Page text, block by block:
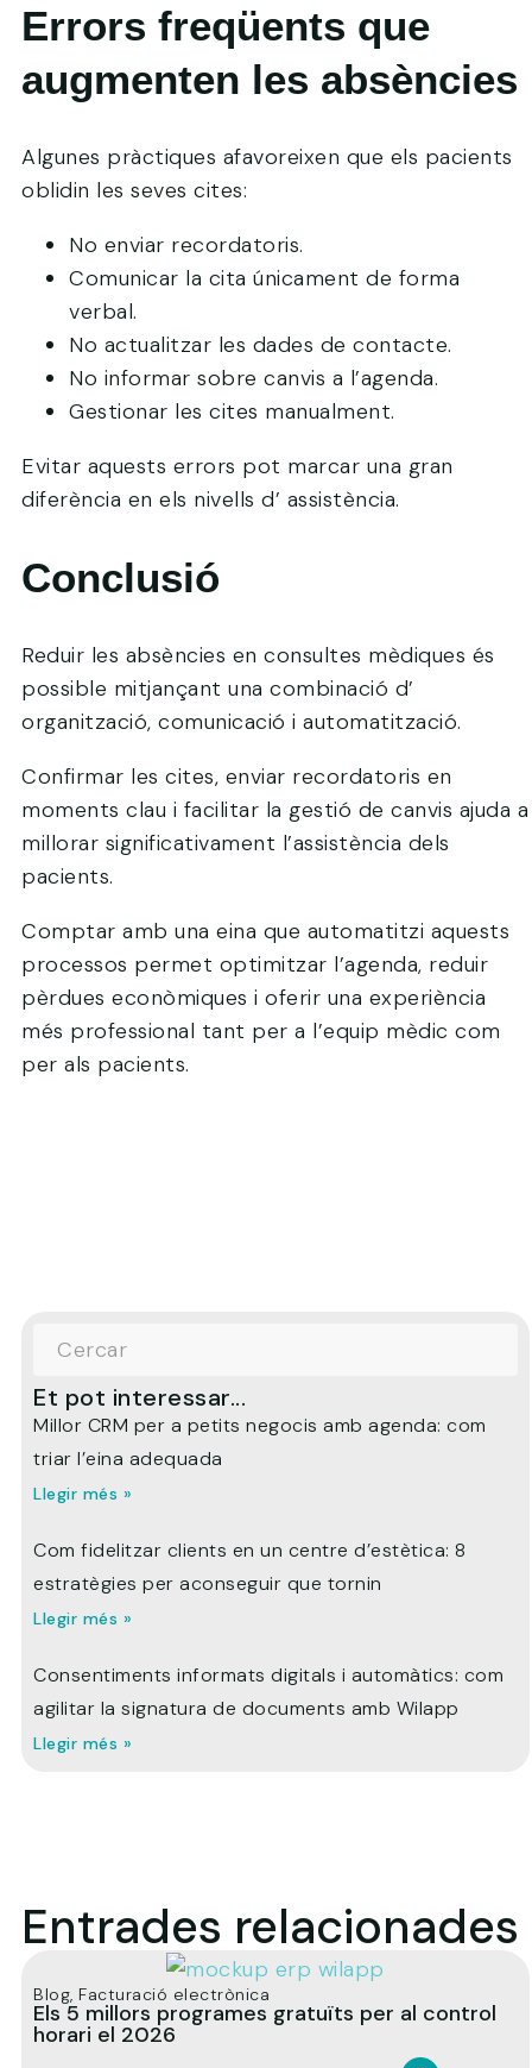
Errors freqüents que
augmenten les absències
Algunes pràctiques afavoreixen que els pacients
oblidin les seves cites:
No enviar recordatoris.
Comunicar la cita únicament de forma
verbal.
No actualitzar les dades de contacte.
No informar sobre canvis a l’agenda.
Gestionar les cites manualment.
Evitar aquests errors pot marcar una gran
diferència en els nivells d’ assistència.
Conclusió
Reduir les absències en consultes mèdiques és
possible mitjançant una combinació d’
organització, comunicació i automatització.
Confirmar les cites, enviar recordatoris en
moments clau i facilitar la gestió de canvis ajuda a
millorar significativament l’assistència dels
pacients.
Comptar amb una eina que automatitzi aquests
processos permet optimitzar l’agenda, reduir
pèrdues econòmiques i oferir una experiència
més professional tant per a l’equip mèdic com
per als pacients.
Et pot interessar...
Millor CRM per a petits negocis amb agenda: com
triar l’eina adequada
Llegir més »
Com fidelitzar clients en un centre d’estètica: 8
estratègies per aconseguir que tornin
Llegir més »
Consentiments informats digitals i automàtics: com
agilitar la signatura de documents amb Wilapp
Llegir més »
Entrades relacionades
Blog Facturació electrònica
Els 5 millors programes gratuïts per al control
horari el 2026